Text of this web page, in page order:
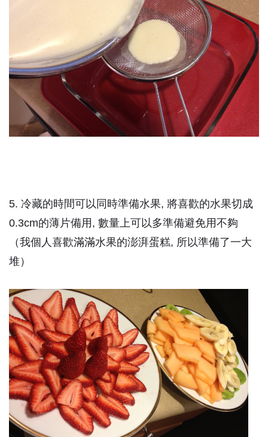
5. 冷藏的時間可以同時準備水果, 將喜歡的水果切成
0.3cm的薄片備用, 數量上可以多準備避免用不夠
（我個人喜歡滿滿水果的澎湃蛋糕, 所以準備了一大
堆）